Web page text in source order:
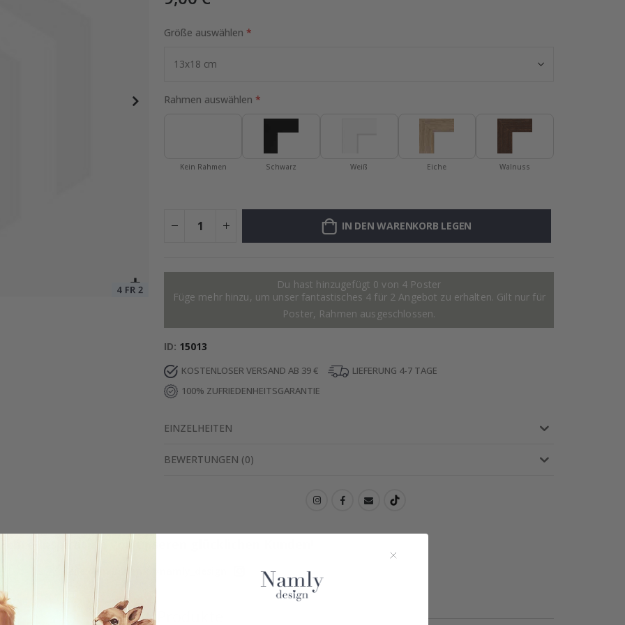
Größe auswählen
Rahmen auswählen
Kein Rahmen Schwarz Weiß Eiche Walnuss
IN DEN WARENKORB LEGEN
Du hast hinzugefügt 0 von 4 Poster
Füge mehr hinzu, um unser fantastisches 4 für 2 Angebot zu erhalten. Gilt nur für
Poster, Rahmen ausgeschlossen.
ID 15013
KOSTENLOSER VERSAND AB 39 €
LIEFERUNG 4-7 TAGE
100% ZUFRIEDENHEITSGARANTIE
EINZELHEITEN
BEWERTUNGEN (0)
Echte Inspiration von unseren glücklichen Kunden!
Teile dein Bild mit #namly_design
Ähnliche Produkte